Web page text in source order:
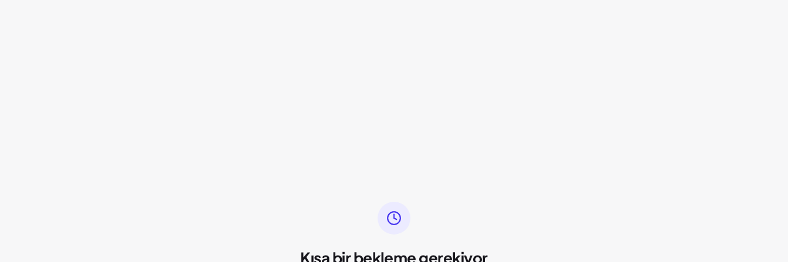
Kısa bir bekleme gerekiyor